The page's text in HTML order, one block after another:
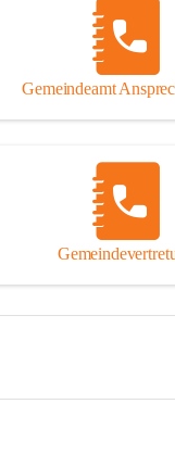
Gemeindeamt